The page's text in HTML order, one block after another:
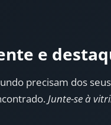
e
precisam dos
Junte-se à